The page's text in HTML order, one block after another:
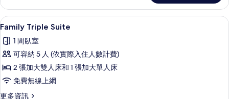
所
有
相
片
Twin
Room
(No
Kitchen)
的
詳
顯
示
Family
Triple
Suite
的
Family Triple Suite | 起居區 | 50-吋智
15
Family Triple Suite
1 間臥室
可容納 5 人 (依實際入住人數計費)
2 張加大雙人床和 1 張加大單人床
免費無線上網
更多資訊
更